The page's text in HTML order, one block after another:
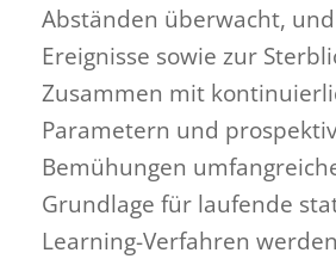
Abständen überwacht,
Ereignisse sowie zur
Zusammen mit
Parametern und
Bemühungen
Grundlage für laufende
Learning-Verfahren